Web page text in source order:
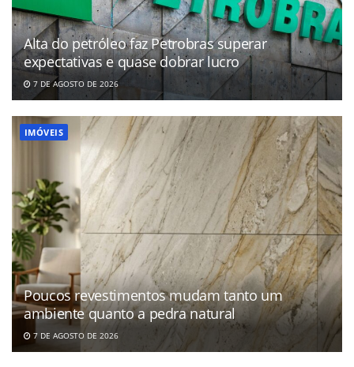
Alta do petróleo faz Petrobras superar
expectativas e quase dobrar lucro
7 DE AGOSTO DE 2026
IMÓVEIS
Poucos revestimentos mudam tanto um
ambiente quanto a pedra natural
7 DE AGOSTO DE 2026